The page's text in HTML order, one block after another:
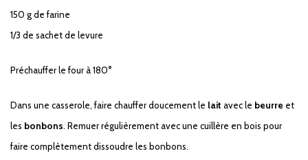
150 g de farine
1/3 de sachet de levure
Préchauffer le four à 180°
Dans une casserole, faire chauffer doucement le lait avec le beurre et
les bonbons. Remuer régulièrement avec une cuillère en bois pour
faire complètement dissoudre les bonbons.